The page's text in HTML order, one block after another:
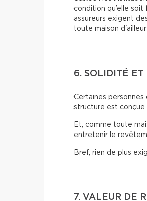
condition qu’elle soit
assureurs exigent
toute maison
6. SOLIDITÉ ET
Certaines personnes
structure est conçue
Et, comme toute
entretenir le
Bref, rien de plus
7. VALEUR DE